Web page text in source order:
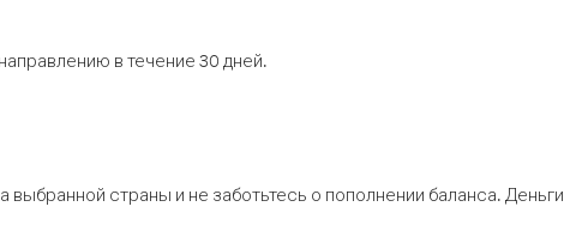
в течение 30 дней.
страны и не заботьтесь о пополнении баланса. Деньги